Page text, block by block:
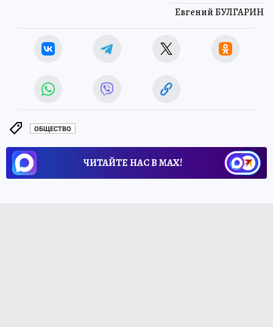
Евгений БУЛГАРИН
ОБЩЕСТВО
ЧИТАЙТЕ НАС В МАХ!